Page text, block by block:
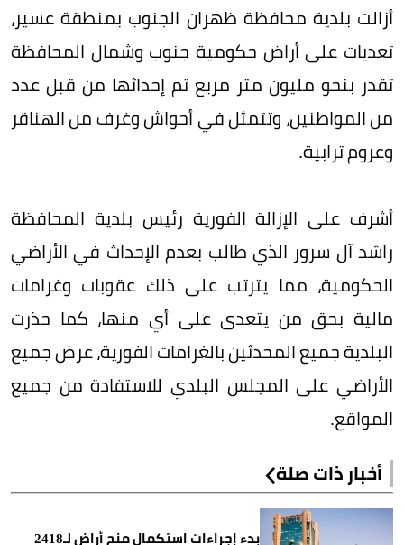
أزالت بلدية محافظة ظهران الجنوب بمنطقة عسير،
تعديات على أراض حكومية جنوب وشمال المحافظة
تقدر بنحو مليون متر مربع تم إحداثها من قبل عدد
من المواطنين، وتتمثل في أحواش وغرف من الهناقر
وعروم ترابية.
أشرف على الإزالة الفورية رئيس بلدية المحافظة
راشد آل سرور الذي طالب بعدم الإحداث في الأراضي
الحكومية، مما يترتب على ذلك عقوبات وغرامات
مالية بحق من يتعدى على أي منها، كما حذرت
البلدية جميع المحدثين بالغرامات الفورية، عرض جميع
الأراضي على المجلس البلدي للاستفادة من جميع
المواقع.
أخبار ذات صلة
بدء إجراءات استكمال منح أراضٍ لـ2418